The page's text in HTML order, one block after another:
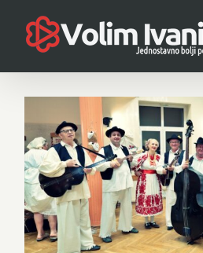
content
Larger
Image